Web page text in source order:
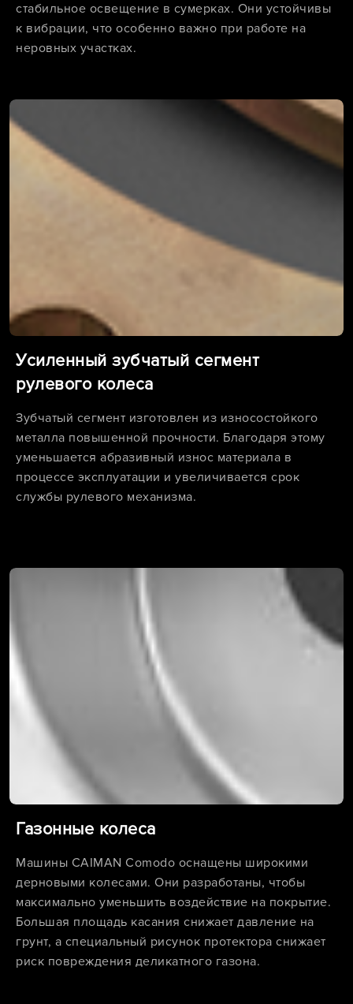
стабильное освещение в сумерках. Они устойчивы
к вибрации, что особенно важно при работе на
неровных участках.
Усиленный зубчатый сегмент
рулевого колеса
Зубчатый сегмент изготовлен из износостойкого
металла повышенной прочности. Благодаря этому
уменьшается абразивный износ материала в
процессе эксплуатации и увеличивается срок
службы рулевого механизма.
Газонные колеса
Машины CAIMAN Comodo оснащены широкими
дерновыми колесами. Они разработаны, чтобы
максимально уменьшить воздействие на покрытие.
Большая площадь касания снижает давление на
грунт, а специальный рисунок протектора снижает
риск повреждения деликатного газона.